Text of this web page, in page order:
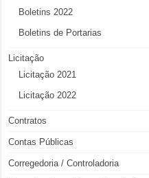
Boletins 2022
Boletins de Portarias
Licitação
Licitação 2021
Licitação 2022
Contratos
Contas Públicas
Corregedoria / Controladoria